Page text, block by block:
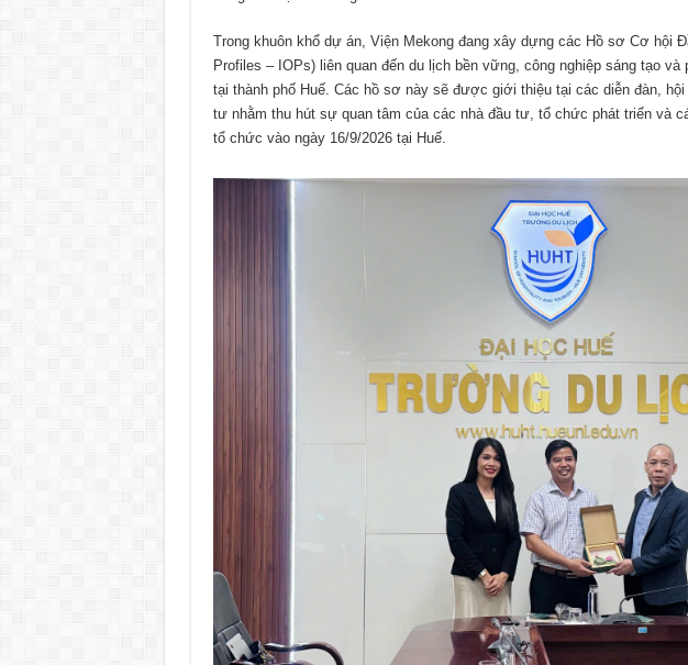
Trong khuôn khổ dự án, Viện Mekong đang xây dựng các Hồ sơ Cơ hội
Profiles – IOPs) liên quan đến du lịch bền vững, công nghiệp sáng tạo
tại thành phố Huế. Các hồ sơ này sẽ được giới thiệu tại các diễn đàn,
tư nhằm thu hút sự quan tâm của các nhà đầu tư, tổ chức phát triển và
tổ chức vào ngày 16/9/2026 tại Huế.